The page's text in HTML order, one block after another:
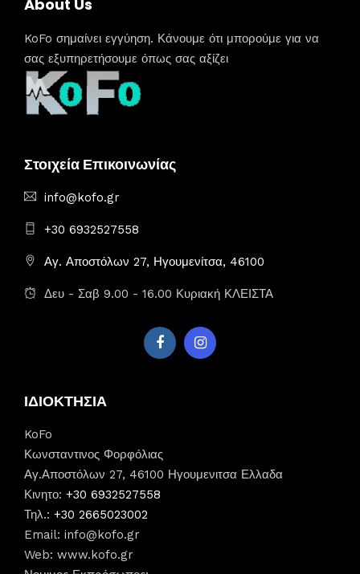
About Us
KoFo σημαίνει εγγύηση. Κάνουμε ότι μπορούμε για να
σας εξυπηρετήσουμε όπως σας αξίζει
Στοιχεία Επικοινωνίας
info@kofo.gr
+30 6932527558
Αγ. Αποστόλων 27, Ηγουμενίτσα, 46100
Δευ - Σαβ 9.00 - 16.00 Κυριακή ΚΛΕΙΣΤΑ
ΙΔΙΟΚΤΗΣΙΑ
KoFo
Κωνσταντινος Φορφόλιας
Αγ.Αποστόλων 27, 46100 Ηγουμενιτσα Ελλαδα
Κινητο: +30 6932527558
Τηλ.: +30 2665023002
Email: info@kofo.gr
Web: www.kofo.gr